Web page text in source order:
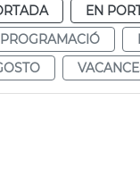
EN
PROGRAMACIÓ